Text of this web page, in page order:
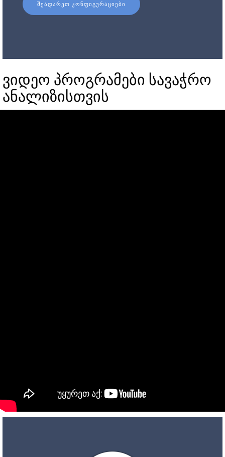
ᲨᲔᲐᲓᲐᲠᲔᲗ ᲙᲝᲜᲤᲘᲒᲣᲠᲐᲪᲘᲔᲑᲘ
ვიდეო პროგრამები სავაჭრო
ანალიზისთვის